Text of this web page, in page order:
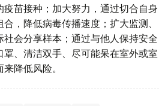
苗接种；加大努力，通过切合自身
，降低病毒传播速度；扩大监测、
会分享样本；通过与他人保持安全
罩、清洁双手、尽可能呆在室外或室
降低风险。